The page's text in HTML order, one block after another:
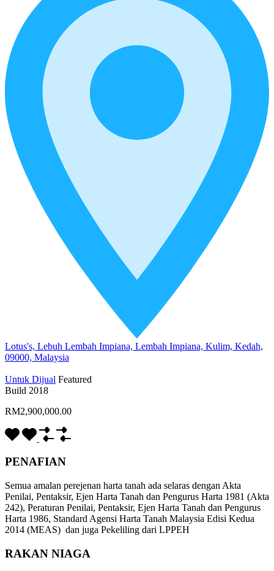
Lotus's, Lebuh Lembah Impiana, Lembah Impiana, Kulim, Kedah,
09000, Malaysia
Untuk Dijual Featured
Build 2018
RM2,900,000.00
PENAFIAN
Semua amalan perejenan harta tanah ada selaras dengan Akta
Penilai, Pentaksir, Ejen Harta Tanah dan Pengurus Harta 1981 (Akta
242), Peraturan Penilai, Pentaksir, Ejen Harta Tanah dan Pengurus
Harta 1986, Standard Agensi Harta Tanah Malaysia Edisi Kedua
2014 (MEAS) dan juga Pekeliling dari LPPEH
RAKAN NIAGA